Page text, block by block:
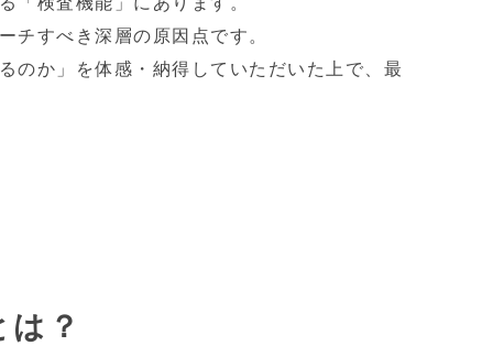
チすべき深層の原因点です。
のか」を体感・納得していただいた上で、最
？